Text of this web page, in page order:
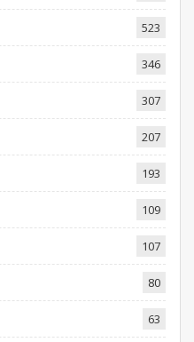
523
346
307
207
193
109
107
80
63